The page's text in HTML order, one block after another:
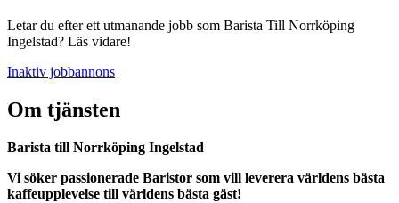
Letar du efter ett utmanande jobb som Barista Till Norrköping
Ingelstad? Läs vidare!
Inaktiv jobbannons
Om tjänsten
Barista till Norrköping Ingelstad
Vi söker passionerade Baristor som vill leverera världens bästa
kaffeupplevelse till världens bästa gäst!